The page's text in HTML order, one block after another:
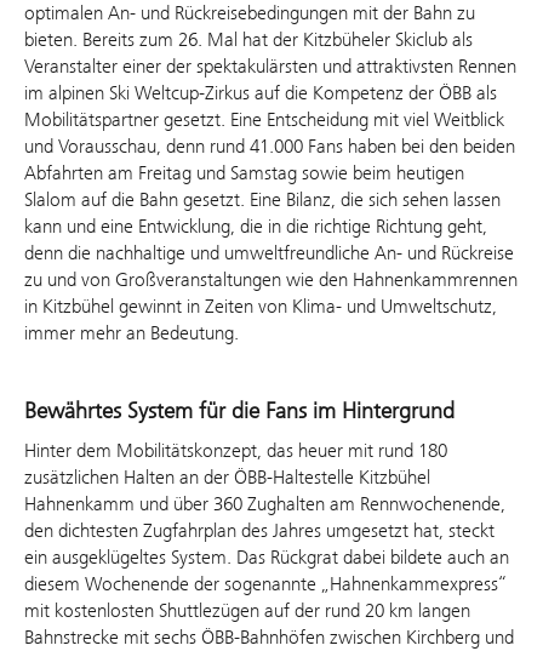
optimalen An- und Rückreisebedingungen mit der Bahn zu
bieten. Bereits zum 26. Mal hat der Kitzbüheler Skiclub als
Veranstalter einer der spektakulärsten und attraktivsten Rennen
im alpinen Ski Weltcup-Zirkus auf die Kompetenz der ÖBB als
Mobilitätspartner gesetzt. Eine Entscheidung mit viel Weitblick
und Vorausschau, denn rund 41.000 Fans haben bei den beiden
Abfahrten am Freitag und Samstag sowie beim heutigen
Slalom auf die Bahn gesetzt. Eine Bilanz, die sich sehen lassen
kann und eine Entwicklung, die in die richtige Richtung geht,
denn die nachhaltige und umweltfreundliche An- und Rückreise
zu und von Großveranstaltungen wie den Hahnenkammrennen
in Kitzbühel gewinnt in Zeiten von Klima- und Umweltschutz,
immer mehr an Bedeutung.
Bewährtes System für die Fans im Hintergrund
Hinter dem Mobilitätskonzept, das heuer mit rund 180
zusätzlichen Halten an der ÖBB-Haltestelle Kitzbühel
Hahnenkamm und über 360 Zughalten am Rennwochenende,
den dichtesten Zugfahrplan des Jahres umgesetzt hat, steckt
ein ausgeklügeltes System. Das Rückgrat dabei bildete auch an
diesem Wochenende der sogenannte „Hahnenkammexpress“
mit kostenlosten Shuttlezügen auf der rund 20 km langen
Bahnstrecke mit sechs ÖBB-Bahnhöfen zwischen Kirchberg und